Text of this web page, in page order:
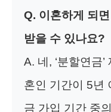
Q. 이혼하게 되
받을 수 있나요?
A. 네, ‘분할연금
혼인 기간이 5년
금 가입 기간 중